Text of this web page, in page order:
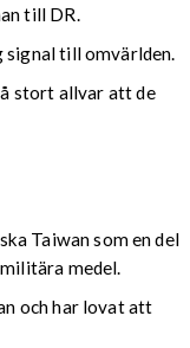
till DR.
signal till omvärlden.
stort allvar att de
Taiwan som en del
medel.
och har lovat att